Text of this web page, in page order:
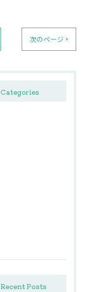
次のページ >
Categories
Recent Posts